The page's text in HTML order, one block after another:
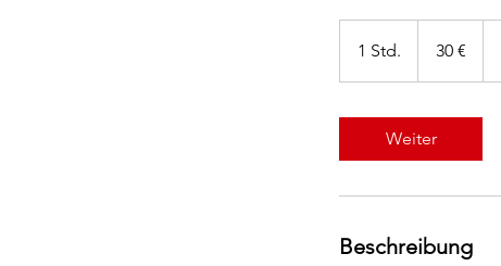
1 Std.
S
d
30 €
Weiter
Beschreibung